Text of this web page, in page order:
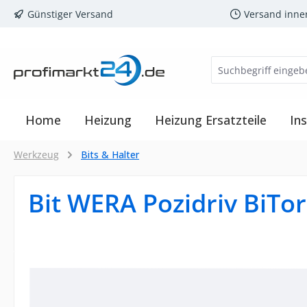
Hauptinhalt springen
Zur Suche springen
Zur Hauptnavigation springen
Günstiger Versand Versand
Home Heizung Heizung Ersatzteile
Werkzeug Bits & Halter
Bit WERA Pozidriv